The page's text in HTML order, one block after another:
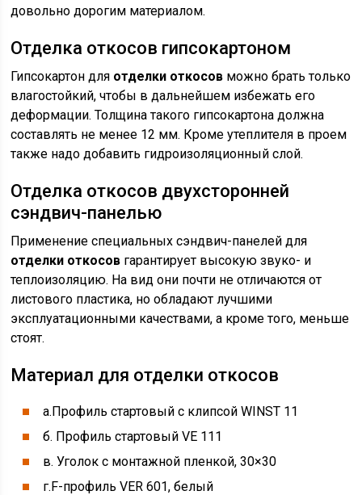
довольно дорогим материалом.
Отделка откосов гипсокартоном
Гипсокартон для отделки откосов можно брать только
влагостойкий, чтобы в дальнейшем избежать его
деформации. Толщина такого гипсокартона должна
составлять не менее 12 мм. Кроме утеплителя в проем
также надо добавить гидроизоляционный слой.
Отделка откосов двухсторонней
сэндвич-панелью
Применение специальных сэндвич-панелей для
отделки откосов гарантирует высокую звуко- и
теплоизоляцию. На вид они почти не отличаются от
листового пластика, но обладают лучшими
эксплуатационными качествами, а кроме того, меньше
стоят.
Материал для отделки откосов
а.Профиль стартовый с клипсой WINST 11
б. Профиль стартовый VE 111
в. Уголок с монтажной пленкой, 30×30
г.F-профиль VER 601, белый